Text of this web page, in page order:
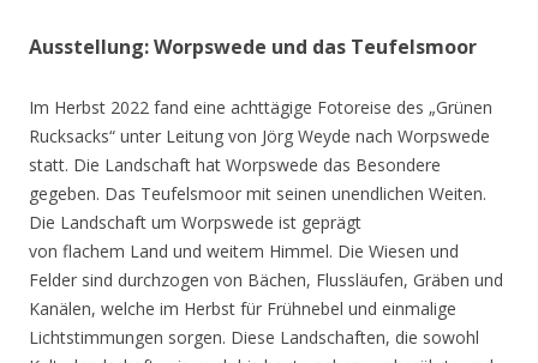
Ausstellung: Worpswede und das Teufelsmoor
Im Herbst 2022 fand eine achttägige Fotoreise des „Grünen
Rucksacks“ unter Leitung von Jörg Weyde nach Worpswede
statt. Die Landschaft hat Worpswede das Besondere
gegeben. Das Teufelsmoor mit seinen unendlichen Weiten.
Die Landschaft um Worpswede ist geprägt
von flachem Land und weitem Himmel. Die Wiesen und
Felder sind durchzogen von Bächen, Flussläufen, Gräben und
Kanälen, welche im Herbst für Frühnebel und einmalige
Lichtstimmungen sorgen. Diese Landschaften, die sowohl